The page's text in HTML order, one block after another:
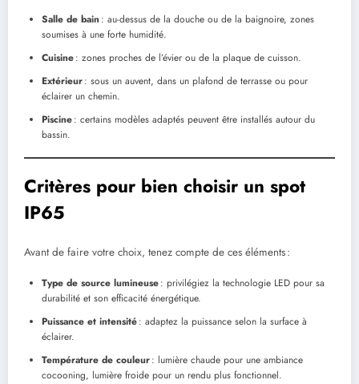
Salle de bain: au-dessus de la douche ou de la baignoire, zones
soumises à une forte humidité.
Cuisine: zones proches de l’évier ou de la plaque de cuisson.
Extérieur: sous un auvent, dans un plafond de terrasse ou pour
éclairer un chemin.
Piscine: certains modèles adaptés peuvent être installés autour du
bassin.
Critères pour bien choisir un spot
IP65
Avant de faire votre choix, tenez compte de ces éléments :
Type de source lumineuse: privilégiez la technologie LED pour sa
durabilité et son efficacité énergétique.
Puissance et intensité: adaptez la puissance selon la surface à
éclairer.
Température de couleur: lumière chaude pour une ambiance
cocooning, lumière froide pour un rendu plus fonctionnel.